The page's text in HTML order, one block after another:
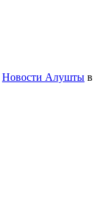
Новости Алушты в